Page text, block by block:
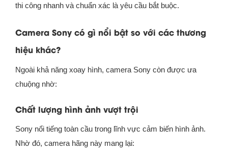
thi công nhanh và chuẩn xác là yêu cầu bắt buộc.
Camera Sony có gì nổi bật so với các thương
hiệu khác?
Ngoài khả năng xoay hình, camera Sony còn được ưa
chuộng nhờ:
Chất lượng hình ảnh vượt trội
Sony nổi tiếng toàn cầu trong lĩnh vực cảm biến hình ảnh.
Nhờ đó, camera hãng này mang lại: